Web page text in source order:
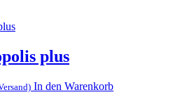
plus
In den Warenkorb